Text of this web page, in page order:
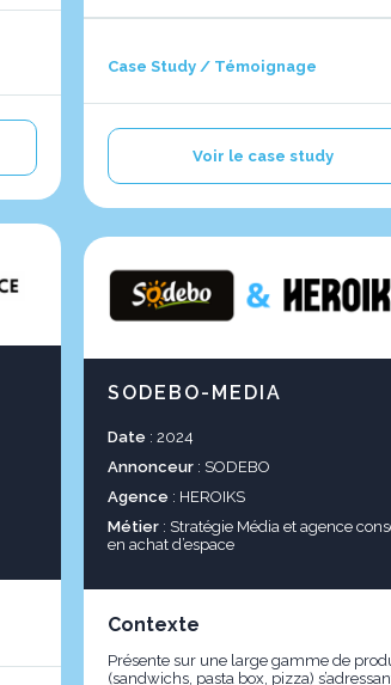
Case Study / Témoignage
Voir le case study
SODEBO-MEDIA
Date : 2024
Annonceur : SODEBO
Agence : HEROIKS
Métier : Stratégie Média et agence
en achat d’espace
Contexte
Présente sur une large gamme de
(sandwichs, pasta box, pizza)